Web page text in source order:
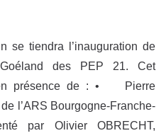
se tiendra l’inauguration de
des PEP 21. Cet
en présence de : • Pierre
l’ARS Bourgogne-Franche-
par Olivier OBRECHT,